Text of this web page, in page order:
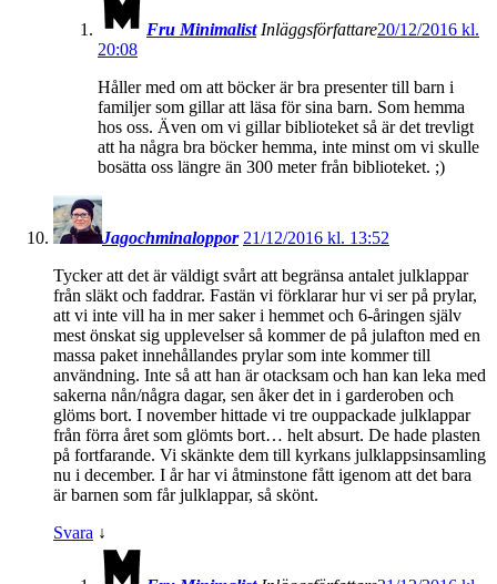
Fru Minimalist Inläggsförfattare20/12/2016 kl.
20:08
Håller med om att böcker är bra presenter till barn i
familjer som gillar att läsa för sina barn. Som hemma
hos oss. Även om vi gillar biblioteket så är det trevligt
att ha några bra böcker hemma, inte minst om vi skulle
bosätta oss längre än 300 meter från biblioteket. ;)
Jagochminaloppor 21/12/2016 kl. 13:52
Tycker att det är väldigt svårt att begränsa antalet julklappar
från släkt och faddrar. Fastän vi förklarar hur vi ser på prylar,
att vi inte vill ha in mer saker i hemmet och 6-åringen själv
mest önskat sig upplevelser så kommer de på julafton med en
massa paket innehållandes prylar som inte kommer till
användning. Inte så att han är otacksam och han kan leka med
sakerna nån/några dagar, sen åker det in i garderoben och
glöms bort. I november hittade vi tre ouppackade julklappar
från förra året som glömts bort… helt absurt. De hade plasten
på fortfarande. Vi skänkte dem till kyrkans julklappsinsamling
nu i december. I år har vi åtminstone fått igenom att det bara
är barnen som får julklappar, så skönt.
Svara ↓